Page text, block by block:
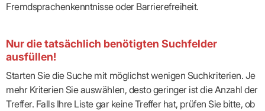
Fremdsprachenkenntnisse oder Barrierefreiheit.
Nur die tatsächlich benötigten Suchfelder
ausfüllen!
Starten Sie die Suche mit möglichst wenigen Suchkriterien. Je
mehr Kriterien Sie auswählen, desto geringer ist die Anzahl der
Treffer. Falls Ihre Liste gar keine Treffer hat, prüfen Sie bitte, ob